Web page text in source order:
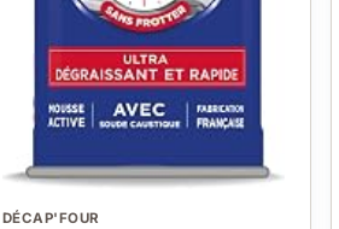
DÉCAP'FOUR